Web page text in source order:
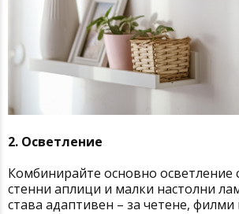
2. Осветление
Комбинирайте основно осветление
стенни аплици и малки настолни
става адаптивен – за четене, филми